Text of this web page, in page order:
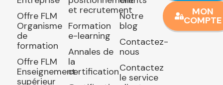
Offre FLM
Organisme
de
formation
Offre FLM
Enseignement
supérieur
et recrutement
Formation
e-learning
Annales de
la
certification
Notre
blog
Contactez-
nous
Contactez
le service
MON
COMPTE